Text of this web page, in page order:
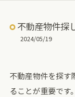
不動産物件探
2024/05/19
不動産物件を探す
ることが重要です